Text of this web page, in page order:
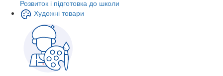
Розвиток і підготовка до школи
Художні товари